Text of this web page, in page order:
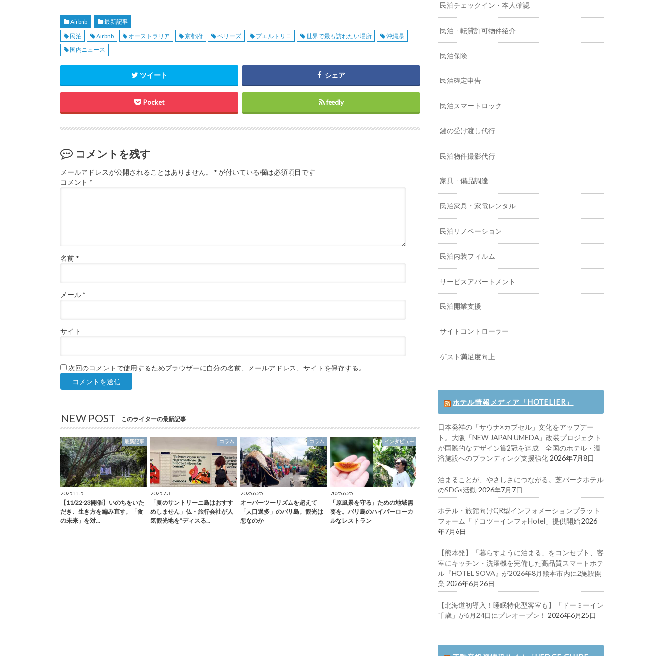
Airbnb
最新記事
民泊
Airbnb オーストラリア 京都府 ベリーズ プエルトリコ 世界で最も訪れたい場所
沖縄県
国内ニュース
ツイート シェア
Pocket feedly
コメントを残す
メールアドレスが公開されることはありません。 *が付いている欄は必須項目です
コメント *
名前 *
メール *
サイト
次回のコメントで使用するためブラウザーに自分の名前、メールアドレス、サイトを保存する。
NEW POST このライターの最新記事
最新記事
2025.11.5
【11/22-23開催】いのちをいた
だき、生き方を編み直す。「食
の未来」を対…
コラム
2025.7.3
「夏のサントリーニ島はおすす
めしません」仏・旅行会社が人
気観光地を“ディスる…
コラム
2025.6.25
オーバーツーリズムを超えて
「人口過多」のバリ島。観光は
悪なのか
インタビュー
2025.6.25
「原風景を守る」ための地域需
要を。バリ島のハイパーローカ
ルなレストラン
民泊チェックイン・本人確認
民泊・転貸許可物件紹介
民泊保険
民泊確定申告
民泊スマートロック
鍵の受け渡し代行
民泊物件撮影代行
家具・備品調達
民泊家具・家電レンタル
民泊リノベーション
民泊内装フィルム
サービスアパートメント
民泊開業支援
サイトコントローラー
ゲスト満足度向上
ホテル情報メディア「HOTELIER」
日本発祥の「サウナ×カプセル」文化をアップデー
ト。大阪「NEW JAPAN UMEDA」改装プロジェクト
が国際的なデザイン賞2冠を達成 全国のホテル・温
浴施設へのブランディング支援強化2026年7月8日
泊まることが、やさしさにつながる。芝パークホテル
のSDGs活動 2026年7月7日
ホテル・旅館向けQR型インフォメーションプラット
フォーム「ドコツーインフォHotel」提供開始2026
年7月6日
【熊本発】「暮らすように泊まる」をコンセプト、客
室にキッチン・洗濯機を完備した高品質スマートホテ
ル『HOTEL SOVA』が2026年8月熊本市内に2施設開
業 2026年6月26日
【北海道初導入！睡眠特化型客室も】「ドーミーイン
千歳」が6月24日にプレオープン！ 2026年6月25日